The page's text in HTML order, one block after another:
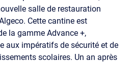
salle de restauration
Cette cantine est
la gamme Advance +,
aux impératifs de sécurité et de
scolaires. Un an après